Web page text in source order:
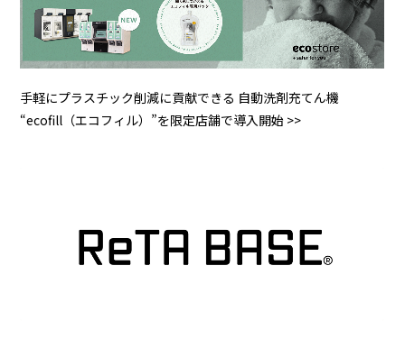
手軽にプラスチック削減に貢献できる 自動洗剤充てん機
“ecofill（エコフィル）”を限定店舗で導入開始 >>